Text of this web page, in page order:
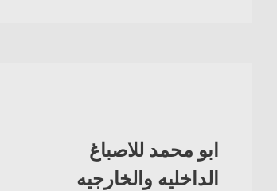
ابو محمد للاصباغ
الداخليه والخارجيه